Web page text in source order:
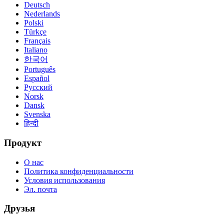
Deutsch
Nederlands
Polski
Türkçe
Français
Italiano
한국어
Português
Español
Русский
Norsk
Dansk
Svenska
हिन्दी
Продукт
О нас
Политика конфиденциальности
Условия использования
Эл. почта
Друзья